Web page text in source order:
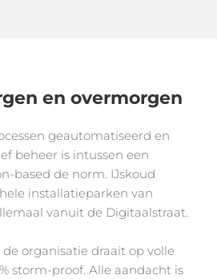
en overmorgen
geautomatiseerd en
beheer is intussen een
based de norm. IJskoud
installatieparken van
vanuit de Digitaalstraat.
organisatie draait op volle
storm-proof. Alle aandacht is